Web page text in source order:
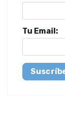
Tu Email: